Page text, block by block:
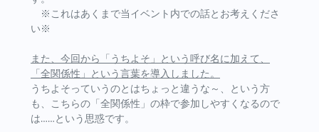
※これはあくまで当イベント内での話とお考えくださ
い※
また、今回から「うちよそ」という呼び名に加えて、
「全関係性」という言葉を導入しました。
うちよそっていうのとはちょっと違うな～、という方
も、こちらの「全関係性」の枠で参加しやすくなるので
は……という思惑です。